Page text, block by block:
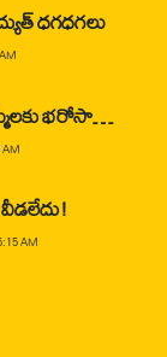
ధగధగలు
భరోసా…
వీడలేదు!
AM